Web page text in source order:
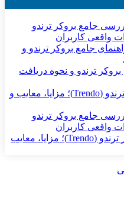
جامع بروکر ترندو
جامع بروکر ترندو و
ترندو و نحوه دریافت
بررسی جامع بروکر ترندو (Trendo)؛ مزایا، معایب و
جامع بروکر ترندو
بررسی جامع بروکر ترندو (Trendo)؛ مزایا، معایب